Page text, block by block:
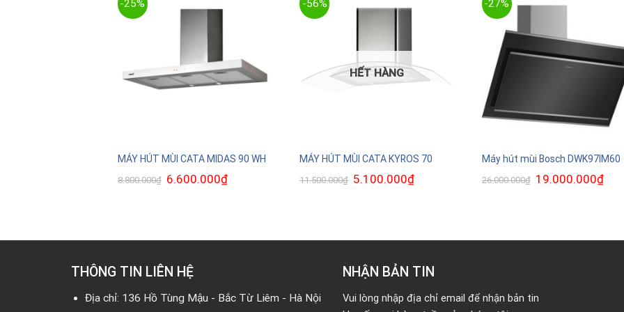
-25%
MÁY HÚT MÙI CATA MIDAS 90 WH
8.800.000₫ Giá
gốc
6.600.000₫Giá
hiện
-56%
HẾT HÀNG
MÁY HÚT MÙI CATA KYROS 70
11.500.000₫ Giá
gốc
5.100.000₫Giá
-27%
Máy hút mùi Bosch DWK97IM60
26.000.000₫ Giá
gốc
19.000.000₫Giá
hiện
THÔNG TIN LIÊN HỆ
Địa chỉ: 136 Hồ Tùng Mậu - Bắc Từ Liêm - Hà Nội
NHẬN BẢN TIN
Vui lòng nhập địa chỉ email để nhận bản tin